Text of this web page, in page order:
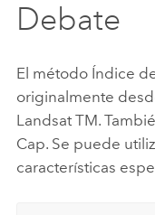
Debate
El método Índice
originalmente
Landsat TM.
Cap. Se puede
características